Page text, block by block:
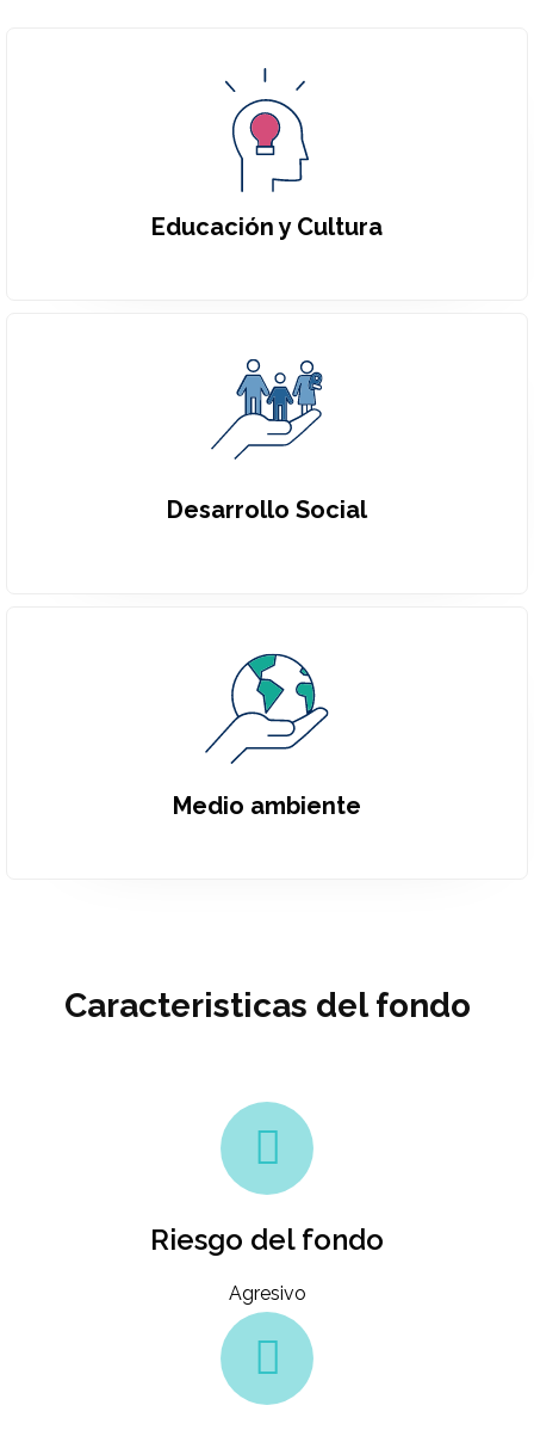
Educación y Cultura
Desarrollo Social
Medio ambiente
Caracteristicas del fondo
Riesgo del fondo
Agresivo